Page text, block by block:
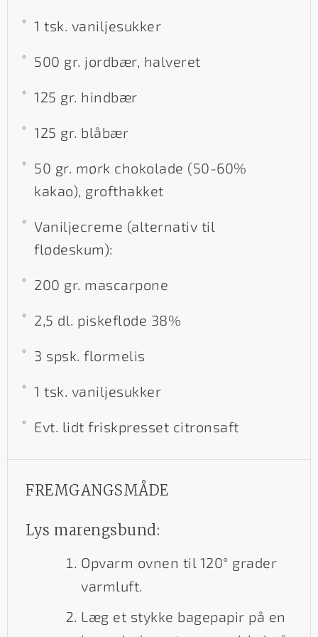
1 tsk. vaniljesukker
500 gr. jordbær, halveret
125 gr. hindbær
125 gr. blåbær
50 gr. mørk chokolade (50-60%
kakao), grofthakket
Vaniljecreme (alternativ til
flødeskum):
200 gr. mascarpone
2,5 dl. piskefløde 38%
3 spsk. flormelis
1 tsk. vaniljesukker
Evt. lidt friskpresset citronsaft
FREMGANGSMÅDE
Lys marengsbund:
Opvarm ovnen til 120° grader
varmluft.
Læg et stykke bagepapir på en